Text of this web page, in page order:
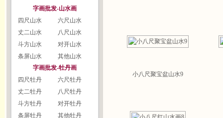
字画批发-山水画
四尺山水
六尺山水
丈二山水
八尺山水
斗方山水
对开山水
条屏山水
其他山水
字画批发-牡丹画
四尺牡丹
六尺牡丹
丈二牡丹
八尺牡丹
斗方牡丹
对开牡丹
条屏牡丹
其他牡丹
小八尺聚宝盆山水9